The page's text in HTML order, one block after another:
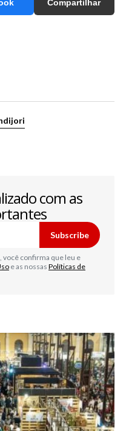
Compartilhar
com as
Subscribe
você confirma que leu e
e as nossas Políticas de